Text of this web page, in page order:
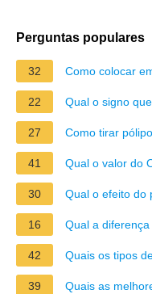
Perguntas populares
32 Como colocar
22 Qual o signo
27 Como tirar
41 Qual o valor do
30 Qual o efeito do
16 Qual a
42 Quais os tipos
39 Quais as